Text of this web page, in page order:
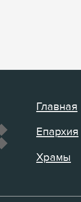
Главная
Епархия
Храмы